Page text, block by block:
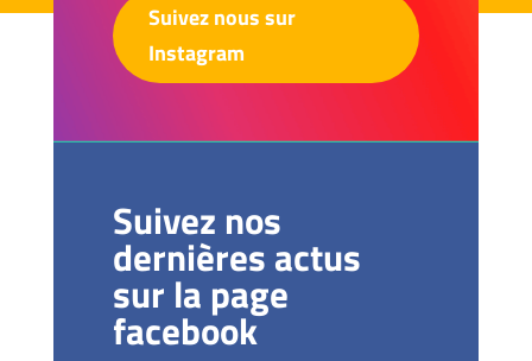
Suivez nous sur
Instagram
Suivez nos
dernières actus
sur la page
facebook